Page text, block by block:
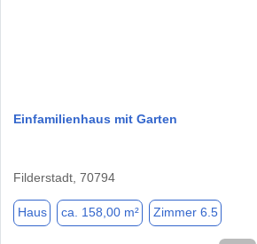
Einfamilienhaus mit Garten
Filderstadt, 70794
Haus ca. 158,00 m² Zimmer 6.5